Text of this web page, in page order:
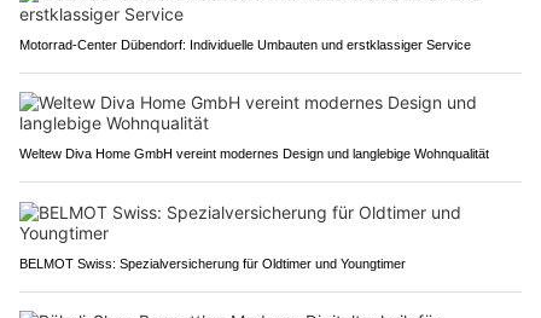
Motorrad-Center Dübendorf: Individuelle Umbauten und erstklassiger Service
Weltew Diva Home GmbH vereint modernes Design und langlebige Wohnqualität
BELMOT Swiss: Spezialversicherung für Oldtimer und Youngtimer